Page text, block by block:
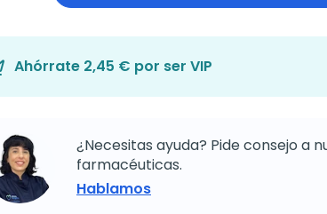
Ahórrate 2,45 € por ser VIP
¿Necesitas ayuda? Pide consejo a
farmacéuticas.
Hablamos